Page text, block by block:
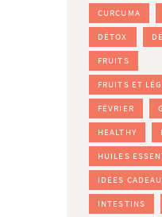
CURCUMA
DÉTOX
FRUITS
FRUITS ET
FÉVRIER
HEALTHY
HUILES
IDÉES
INTESTINS